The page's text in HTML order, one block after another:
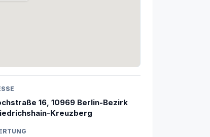
16, 10969 Berlin-Bezirk
Kreuzberg